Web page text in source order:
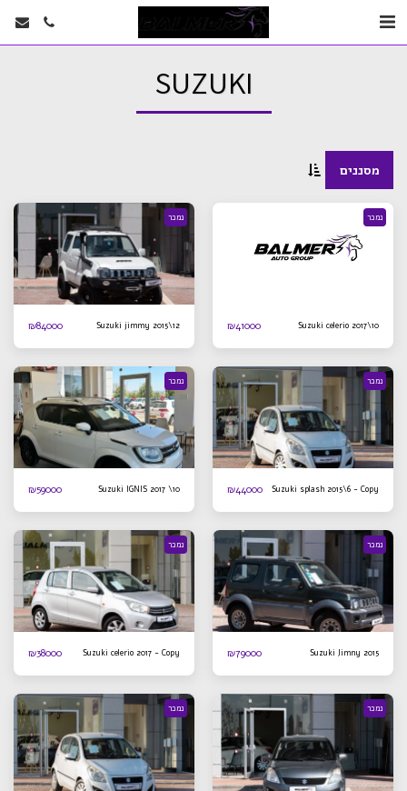
SUZUKI
מסננים
נמכר
Suzuki celerio 2017\10
₪41000
נמכר
Suzuki jimmy 2015\12
₪84000
נמכר
Suzuki splash 2015\6 - Copy
₪44000
נמכר
Suzuki IGNIS 2017 \10
₪59000
נמכר
Suzuki Jimny 2015
₪79000
נמכר
Suzuki celerio 2017 - Copy
₪38000
נמכר נמכר